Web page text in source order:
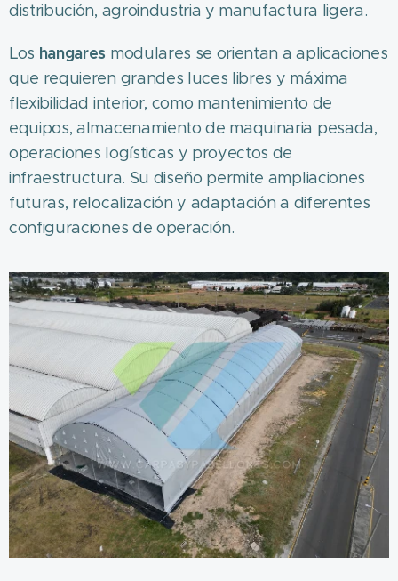
distribución, agroindustria y manufactura ligera.
Los hangares modulares se orientan a aplicaciones
que requieren grandes luces libres y máxima
flexibilidad interior, como mantenimiento de
equipos, almacenamiento de maquinaria pesada,
operaciones logísticas y proyectos de
infraestructura. Su diseño permite ampliaciones
futuras, relocalización y adaptación a diferentes
configuraciones de operación.